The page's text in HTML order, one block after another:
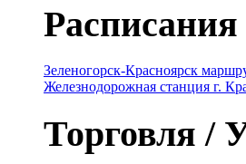
Расписания
Зеленогорск-Красноярск
Железнодорожная станция г.
Торговля /